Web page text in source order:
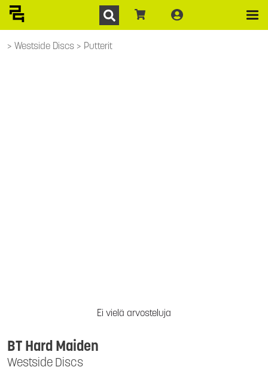
Westside Discs Putterit
Ei vielä arvosteluja
Westside Discs
BT Hard Maiden